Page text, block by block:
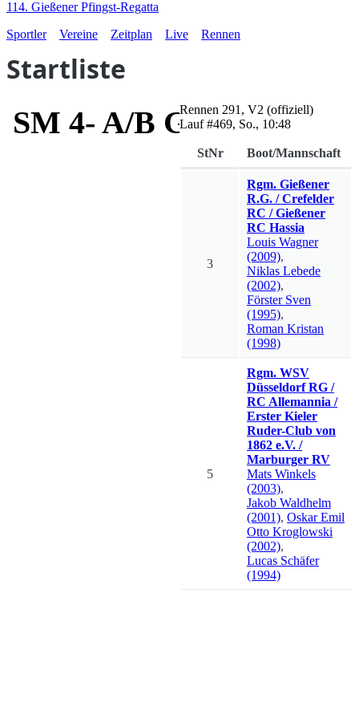
114. Gießener Pfingst-Regatta
Sportler
Vereine Zeitplan Live Rennen
Startliste
SM 4- A/B Gießen-Preis
Rennen 291 , V2 (offiziell)
Lauf #469, So., 10:48
StNr Boot/Mannschaft
3
Rgm. Gießener
R.G. / Crefelder
RC / Gießener
RC Hassia
Louis Wagner
(2009),
Niklas Lebede
(2002),
Förster Sven
(1995),
Roman Kristan
(1998)
5
Rgm. WSV
Düsseldorf RG /
RC Allemannia /
Erster Kieler
Ruder-Club von
1862 e.V. /
Marburger RV
Mats Winkels
(2003),
Jakob Waldhelm
(2001), Oskar Emil
Otto Kroglowski
(2002),
Lucas Schäfer
(1994)